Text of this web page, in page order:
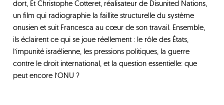
dort, Et Christophe Cotteret, réalisateur de Disunited Nations,
un film qui radiographie la faillite structurelle du système
onusien et suit Francesca au cœur de son travail. Ensemble,
ils éclairent ce qui se joue réellement : le rôle des États,
l’impunité israélienne, les pressions politiques, la guerre
contre le droit international, et la question essentielle: que
peut encore l’ONU ?